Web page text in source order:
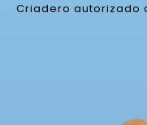
Criadero autorizado